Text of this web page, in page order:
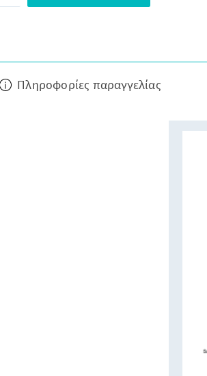
Πληροφορίες παραγγελίας